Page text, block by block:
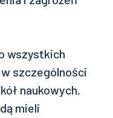
wszystkich
szczególności
naukowych.
mieli